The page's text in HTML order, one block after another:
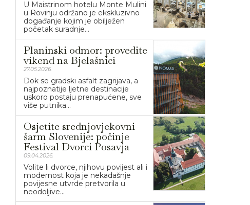
U Maistrinom hotelu Monte Mulini
u Rovinju održano je ekskluzivno
događanje kojim je obilježen
početak suradnje...
Planinski odmor: provedite
vikend na Bjelašnici
27.05.2026.
Dok se gradski asfalt zagrijava, a
najpoznatije ljetne destinacije
uskoro postaju prenapućene, sve
više putnika...
Osjetite srednjovjekovni
šarm Slovenije: počinje
Festival Dvorci Posavja
09.04.2026.
Volite li dvorce, njihovu povijest ali i
modernost koja je nekadašnje
povijesne utvrde pretvorila u
neodoljive...